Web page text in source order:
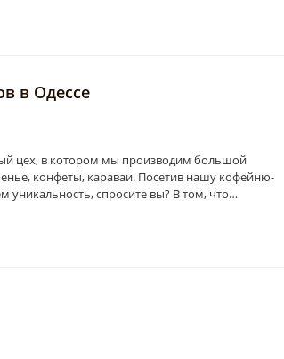
в Одессе
цех, в котором мы производим большой
конфеты, караваи. Посетив нашу кофейню-
спросите вы? В том, что…